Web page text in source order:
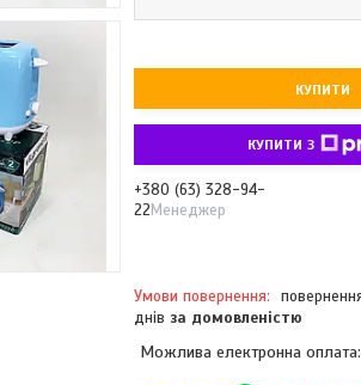
КУПИТИ
КУПИТИ З
+380 (63) 328-94-
22Менеджер
днів за домовленістю